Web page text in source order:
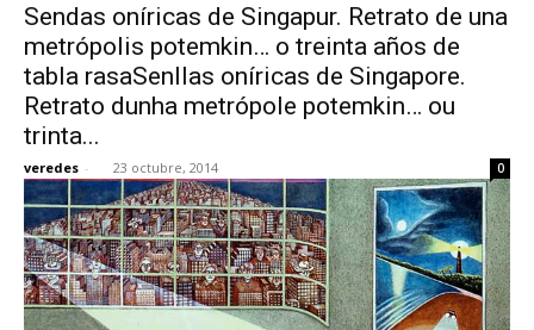
Sendas oníricas de Singapur. Retrato de una
metrópolis potemkin… o treinta años de
tabla rasaSenllas oníricas de Singapore.
Retrato dunha metrópole potemkin… ou
trinta...
veredes - 23 octubre, 2014 0